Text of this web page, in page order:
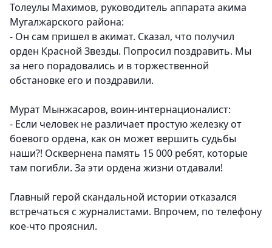
Толеулы Махимов, руководитель аппарата акима
Мугалжарского района:
- Он сам пришел в акимат. Сказал, что получил
орден Красной Звезды. Попросил поздравить. Мы
за него порадовались и в торжественной
обстановке его и поздравили.
Мурат Мынжасаров, воин-интернационалист:
- Если человек не различает простую железку от
боевого ордена, как он может вершить судьбы
наши?! Осквернена память 15 000 ребят, которые
там погибли. За эти ордена жизни отдавали!
Главный герой скандальной истории отказался
встречаться с журналистами. Впрочем, по телефону
кое-что прояснил.